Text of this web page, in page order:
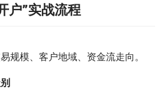
户”实战流程
规模、客户地域、资金流走向。